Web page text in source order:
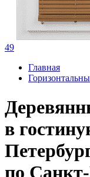
49
Главная
в
по